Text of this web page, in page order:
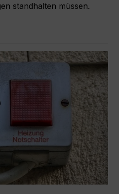
standhalten müssen.